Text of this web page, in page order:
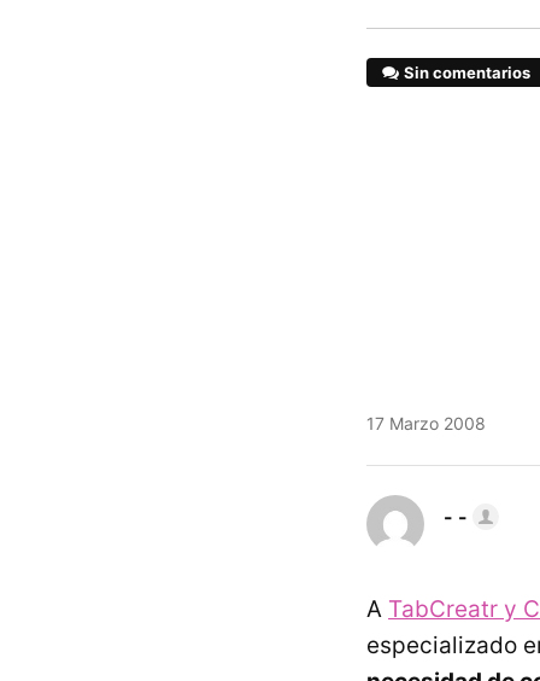
Sin comentarios
17 Marzo 2008
- -
A TabCreatr y
especializado